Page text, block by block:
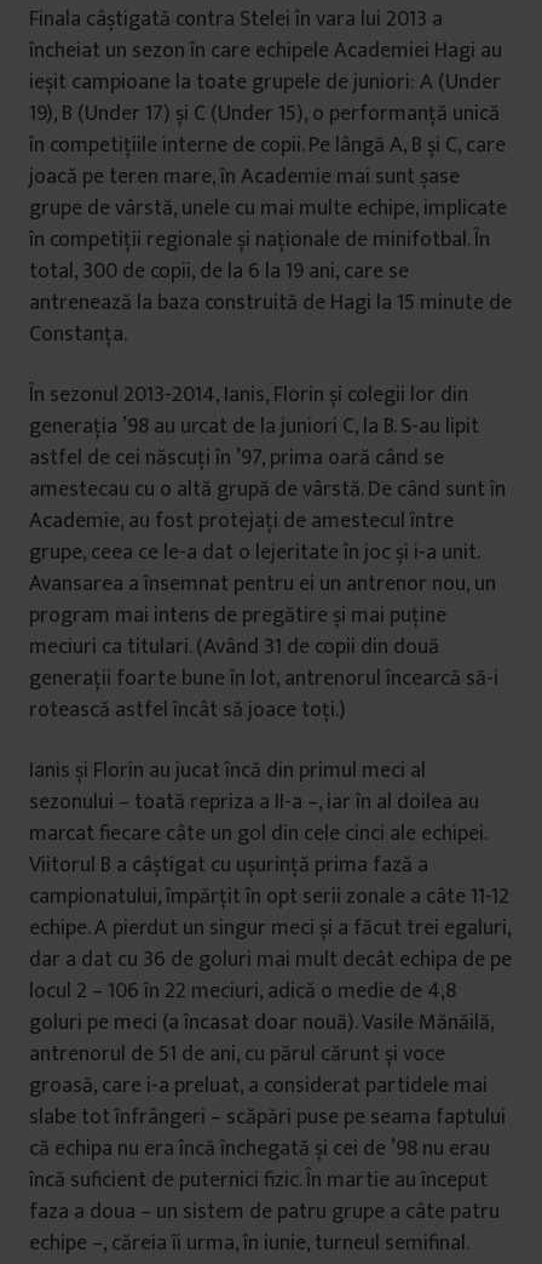
Finala câștigată contra Stelei în vara lui 2013 a
încheiat un sezon în care echipele Academiei Hagi au
ieșit campioane la toate grupele de juniori: A (Under
19), B (Under 17) și C (Under 15), o performanță unică
în competițiile interne de copii. Pe lângă A, B și C, care
joacă pe teren mare, în Academie mai sunt șase
grupe de vârstă, unele cu mai multe echipe, implicate
în competiții regionale și naționale de minifotbal. În
total, 300 de copii, de la 6 la 19 ani, care se
antrenează la baza construită de Hagi la 15 minute de
Constanța.
În sezonul 2013-2014, Ianis, Florin și colegii lor din
generația ’98 au urcat de la juniori C, la B. S-au lipit
astfel de cei născuți în ’97, prima oară când se
amestecau cu o altă grupă de vârstă. De când sunt în
Academie, au fost protejați de amestecul între
grupe, ceea ce le-a dat o lejeritate în joc și i-a unit.
Avansarea a însemnat pentru ei un antrenor nou, un
program mai intens de pregătire și mai puține
meciuri ca titulari. (Având 31 de copii din două
generații foarte bune în lot, antrenorul încearcă să-i
rotească astfel încât să joace toți.)
Ianis și Florin au jucat încă din primul meci al
sezonului – toată repriza a II-a –, iar în al doilea au
marcat fiecare câte un gol din cele cinci ale echipei.
Viitorul B a câștigat cu ușurință prima fază a
campionatului, împărțit în opt serii zonale a câte 11-12
echipe. A pierdut un singur meci și a făcut trei egaluri,
dar a dat cu 36 de goluri mai mult decât echipa de pe
locul 2 – 106 în 22 meciuri, adică o medie de 4,8
goluri pe meci (a încasat doar nouă). Vasile Mănăilă,
antrenorul de 51 de ani, cu părul cărunt și voce
groasă, care i-a preluat, a considerat partidele mai
slabe tot înfrângeri – scăpări puse pe seama faptului
că echipa nu era încă închegată și cei de ’98 nu erau
încă suficient de puternici fizic. În martie au început
faza a doua – un sistem de patru grupe a câte patru
echipe –, căreia îi urma, în iunie, turneul semifinal.